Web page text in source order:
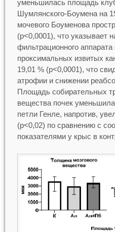
уменьшилась площадь
Шумлянского-Боумена на
мочевого Боуменова
(р<0,0001), что указывает
фильтрационного
проксимальных извитых
19,01 % (р<0,0001), что
атрофии и снижении
Площадь собирательных
вещества почек
петли Генле, напротив,
(р<0,02) по сравнению с
показателями у крыс в